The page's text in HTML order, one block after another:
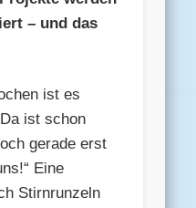
– und das
ist es
ist schon
gerade erst
Eine
Stirnrunzeln